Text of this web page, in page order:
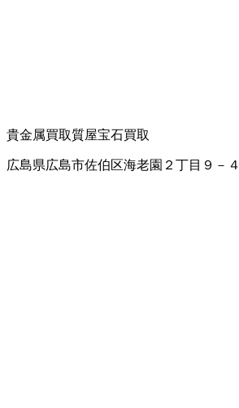
貴金属買取質屋宝石買取
広島県広島市佐伯区海老園２丁目９－４